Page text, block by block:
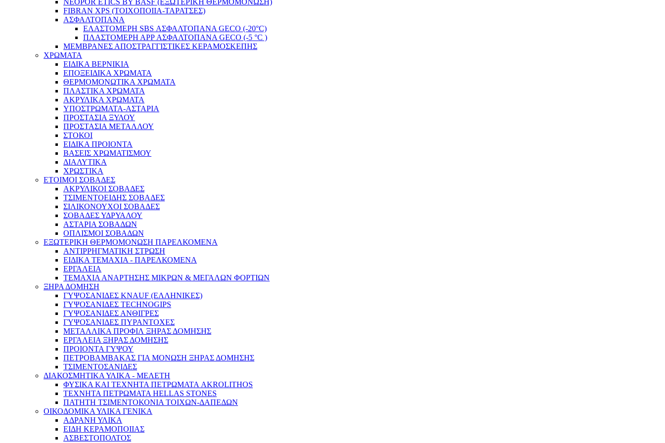
FIBRAN XPS (ΤΟΙΧΟΠΟΙΙΑ-ΤΑΡΑΤΣΕΣ)
ΑΣΦΑΛΤΟΠΑΝΑ
ΕΛΑΣΤΟΜΕΡΗ SBS ΑΣΦΑΛΤΟΠΑΝΑ GECO (-20°C)
ΠΛΑΣΤΟΜΕΡΗ ΑPP ΑΣΦΑΛΤΟΠΑΝΑ GECO (-5 °C )
ΜΕΜΒΡΑΝΕΣ ΑΠΟΣΤΡΑΓΓΙΣΤΙΚΕΣ ΚΕΡΑΜΟΣΚΕΠΗΣ
ΧΡΩΜΑΤΑ
EIΔΙΚA ΒΕΡΝΙΚΙΑ
ΕΠΟΞΕΙΔΙΚΑ ΧΡΩΜΑΤΑ
ΘΕΡΜΟΜΟΝΩΤΙΚΑ ΧΡΩΜΑΤΑ
ΠΛΑΣΤΙΚΑ ΧΡΩΜΑΤΑ
ΑΚΡΥΛΙΚΑ ΧΡΩΜΑΤΑ
ΥΠΟΣΤΡΩΜΑΤΑ-ΑΣΤΑΡΙΑ
ΠΡΟΣΤΑΣΙΑ ΞΥΛΟΥ
ΠΡΟΣΤΑΣΙΑ ΜΕΤΑΛΛΟΥ
ΣΤΟΚΟΙ
ΕΙΔΙΚΑ ΠΡΟΙΟΝΤΑ
ΒΑΣΕΙΣ ΧΡΩΜΑΤΙΣΜΟΥ
ΔΙΑΛΥΤΙΚΑ
ΧΡΩΣΤΙΚΑ
ΕΤΟΙΜΟΙ ΣΟΒΑΔΕΣ
ΑΚΡΥΛΙΚΟΙ ΣΟΒΑΔΕΣ
ΤΣΙΜΕΝΤΟΕΙΔΗΣ ΣΟΒΑΔΕΣ
ΣΙΛΙΚΟΝΟΥΧΟΙ ΣΟΒΑΔΕΣ
ΣΟΒΑΔΕΣ ΥΔΡΥΑΛΟΥ
ΑΣΤΑΡΙΑ ΣΟΒΑΔΩΝ
ΟΠΛΙΣΜΟΙ ΣΟΒΑΔΩΝ
ΕΞΩΤΕΡΙΚΗ ΘΕΡΜΟΜΟΝΩΣΗ ΠΑΡΕΛΚΟΜΕΝΑ
ΑΝΤΙΡΡΗΓΜΑΤΙΚΗ ΣΤΡΩΣΗ
ΕΙΔΙΚΑ ΤΕΜΑΧΙΑ - ΠΑΡΕΛΚΟΜΕΝΑ
ΕΡΓΑΛΕΙΑ
ΤΕΜΑΧΙΑ ΑΝΑΡΤΗΣΗΣ ΜΙΚΡΩΝ & ΜΕΓΑΛΩΝ ΦΟΡΤΙΩΝ
ΞΗΡΑ ΔΟΜΗΣΗ
ΓΥΨΟΣΑΝΙΔΕΣ KNAUF (ΕΛΛΗΝΙΚΕΣ)
ΓΥΨΟΣΑΝΙΔΕΣ TECHNOGIPS
ΓΥΨΟΣΑΝΙΔΕΣ ΑΝΘΙΓΡΕΣ
ΓΥΨΟΣΑΝΙΔΕΣ ΠΥΡΑΝΤΟΧΕΣ
ΜΕΤΑΛΛΙΚΑ ΠΡΟΦΙΛ ΞΗΡΑΣ ΔΟΜΗΣΗΣ
ΕΡΓΑΛΕΙΑ ΞΗΡΑΣ ΔΟΜΗΣΗΣ
ΠΡΟΙΟΝΤΑ ΓΥΨΟΥ
ΠΕΤΡΟΒΑΜΒΑΚΑΣ ΓΙΑ ΜΟΝΩΣΗ ΞΗΡΑΣ ΔΟΜΗΣΗΣ
ΤΣΙΜΕΝΤΟΣΑΝΙΔΕΣ
ΔΙΑΚΟΣΜΗΤΙΚΑ ΥΛΙΚΑ - ΜΕΛΕΤΗ
ΦΥΣΙΚΑ ΚΑΙ ΤΕΧΝΗΤΑ ΠΕΤΡΩΜΑΤΑ AKROLITHOS
ΤΕΧΝΗΤΑ ΠΕΤΡΩΜΑΤΑ HELLAS STONES
ΠΑΤΗΤΗ ΤΣΙΜΕΝΤΟΚΟΝΙΑ ΤΟΙΧΩΝ-ΔΑΠΕΔΩΝ
ΟΙΚΟΔΟΜΙΚΑ ΥΛΙΚΑ ΓΕΝΙΚΑ
ΑΔΡΑΝΗ ΥΛΙΚΑ
ΕΙΔΗ ΚΕΡΑΜΟΠΟΙΙΑΣ
ΑΣΒΕΣΤΟΠΟΛΤΟΣ